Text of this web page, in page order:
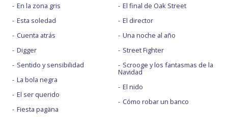
En la zona gris
Esta soledad
Cuenta atrás
Digger
Sentido y sensibilidad
La bola negra
El ser querido
Fiesta pagäna
El final de Oak Street
El director
Una noche al año
Street Fighter
Scrooge y los fantasmas de la
Navidad
El nido
Cómo robar un banco